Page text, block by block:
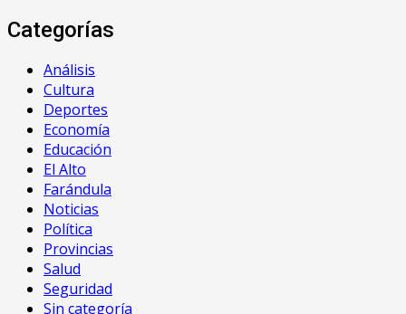
Categorías
Análisis
Cultura
Deportes
Economía
Educación
El Alto
Farándula
Noticias
Política
Provincias
Salud
Seguridad
Sin categoría